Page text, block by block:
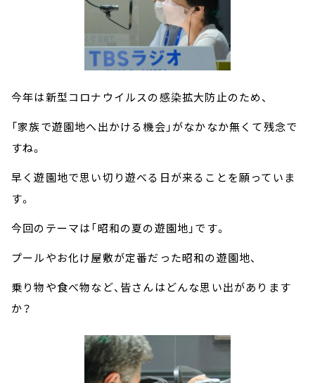
今年は新型コロナウイルスの感染拡大防止のため、
「家族で遊園地へ出かける機会」がなかなか無くて残念で
すね。
早く遊園地で思い切り遊べる日が来ることを願っていま
す。
今回のテーマは「昭和の夏の遊園地」です。
プールやお化け屋敷が定番だった昭和の遊園地、
乗り物や食べ物など、皆さんはどんな思い出があります
か？